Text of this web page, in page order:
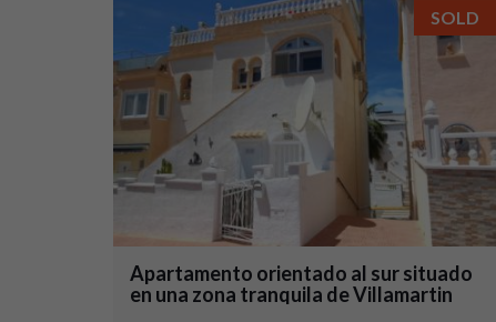
SOLD
Apartamento orientado al sur situado
en una zona tranquila de Villamartin